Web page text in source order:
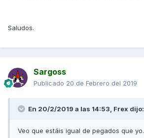
Saludos.
Sargoss
Publicado 20 de Febrero del 2019
En 20/2/2019 a las 14:53, Frex dijo:
Veo que estáis igual de pegados que yo.